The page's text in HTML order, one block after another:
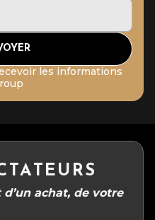
les informations
achat, de votre